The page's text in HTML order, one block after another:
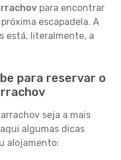
para encontrar
escapadela. A
está, literalmente, a
para reservar o
seja a mais
algumas dicas
alojamento: